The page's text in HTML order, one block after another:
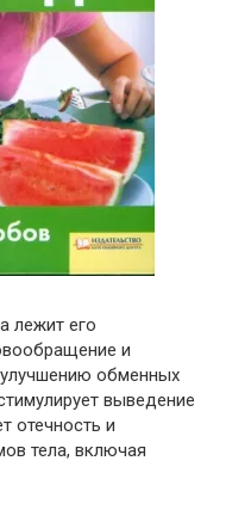
лежит его
и
обменных
выведение
отечность и
тела, включая